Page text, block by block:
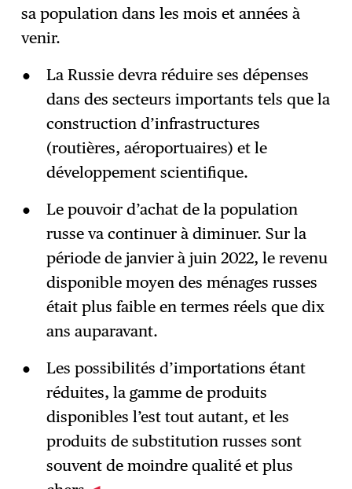
sa population dans les mois et années à
venir.
La Russie devra réduire ses dépenses
dans des secteurs importants tels que la
construction d’infrastructures
(routières, aéroportuaires) et le
développement scientifique.
Le pouvoir d’achat de la population
russe va continuer à diminuer. Sur la
période de janvier à juin 2022, le revenu
disponible moyen des ménages russes
était plus faible en termes réels que dix
ans auparavant.
Les possibilités d’importations étant
réduites, la gamme de produits
disponibles l’est tout autant, et les
produits de substitution russes sont
souvent de moindre qualité et plus